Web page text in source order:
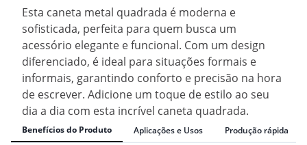
Esta caneta metal quadrada é moderna e
sofisticada, perfeita para quem busca um
acessório elegante e funcional. Com um design
diferenciado, é ideal para situações formais e
informais, garantindo conforto e precisão na hora
de escrever. Adicione um toque de estilo ao seu
dia a dia com esta incrível caneta quadrada.
Benefícios do Produto Aplicações e Usos Produção rápida